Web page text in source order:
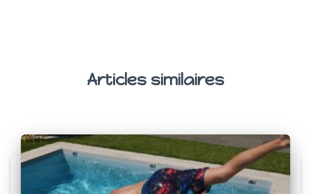
Articles similaires